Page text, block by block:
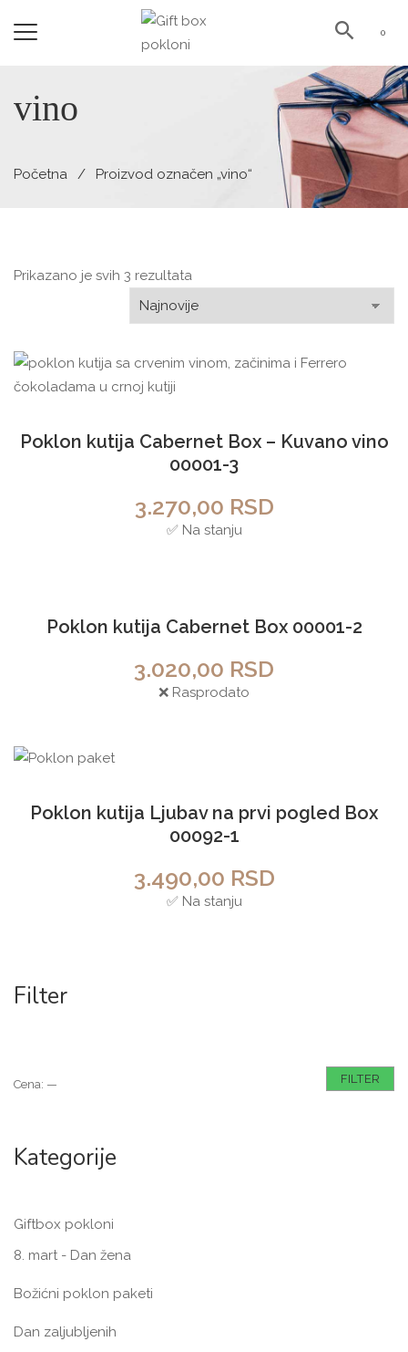
0
vino
Početna Proizvod označen „vino“
Prikazano je svih 3 rezultata
Poklon kutija Cabernet Box – Kuvano vino
00001-3
3.270,00 RSD
✅ Na stanju
Poklon kutija Cabernet Box 00001-2
3.020,00 RSD
❌ Rasprodato
Poklon kutija Ljubav na prvi pogled Box
00092-1
3.490,00 RSD
✅ Na stanju
Filter
FILTER
Cena: —
Kategorije
Giftbox pokloni
8. mart - Dan žena
Božićni poklon paketi
Dan zaljubljenih